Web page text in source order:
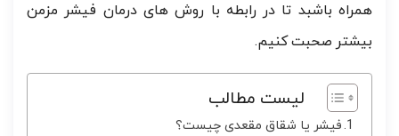
همراه باشبد تا در رابطه با روش های درمان فیشر مزمن
بیشتر صحبت کنیم.
لیست مطالب
فیشر یا شقاق مقعدی چیست؟